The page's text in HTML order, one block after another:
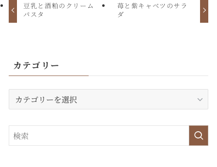
豆乳と酒粕のクリーム
パスタ
苺と紫キャベツのサラ
ダ
カテゴリー
テ
リ
ー